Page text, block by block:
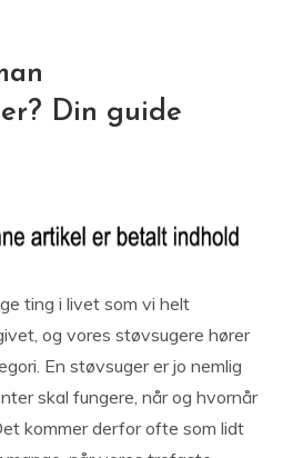
Din guide
ting i livet som vi helt
og vores støvsugere hører
En støvsuger er jo nemlig
skal fungere, når og hvornår
kommer derfor ofte som lidt